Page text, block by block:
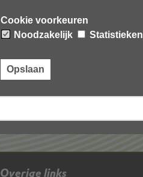
Cookie voorkeuren
Noodzakelijk
Statistieken
Opslaan
Overige links